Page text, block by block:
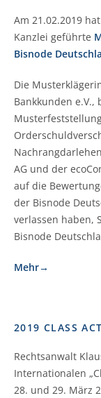
Am 21.02.2019
Kanzlei geführte
Bisnode
Die
Bankkunden
AG und der
auf die
der Bisnode
verlassen haben,
Bisnode
Mehr→
2019 CLASS
Rechtsanwalt
Internationalen
28. und 29. März